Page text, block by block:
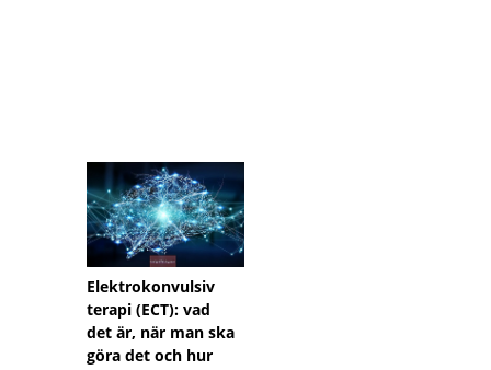
Elektrokonvulsiv
terapi (ECT): vad
det är, när man ska
göra det och hur